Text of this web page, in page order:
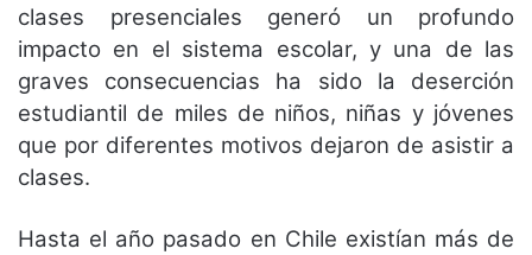
clases presenciales generó un profundo
impacto en el sistema escolar, y una de las
graves consecuencias ha sido la deserción
estudiantil de miles de niños, niñas y jóvenes
que por diferentes motivos dejaron de asistir a
clases.
Hasta el año pasado en Chile existían más de